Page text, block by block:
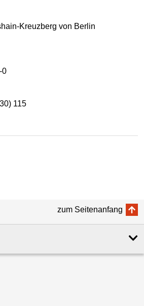
Kreuzberg von Berlin
0
115
zum Seitenanfang